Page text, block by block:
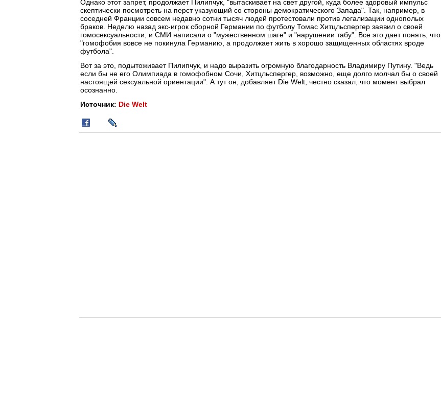
Однако этот запрет, продолжает Пилипчук, "вытаскивает на свет другой, куда более здоровый импульс
скептически посмотреть на перст указующий со стороны демократического Запада". Так, например, в
соседней Франции совсем недавно сотни тысяч людей протестовали против легализации однополых
браков. Неделю назад экс-игрок сборной Германии по футболу Томас Хитцльспергер заявил о своей
гомосексуальности, и СМИ написали о "мужественном шаге" и "нарушении табу". Все это дает понять, что
"гомофобия вовсе не покинула Германию, а продолжает жить в хорошо защищенных областях вроде
футбола".
Вот за это, подытоживает Пилипчук, и надо выразить огромную благодарность Владимиру Путину. "Ведь
если бы не его Олимпиада в гомофобном Сочи, Хитцльспергер, возможно, еще долго молчал бы о своей
настоящей сексуальной ориентации". А тут он, добавляет Die Welt, честно сказал, что момент выбрал
осознанно.
Источник: Die Welt